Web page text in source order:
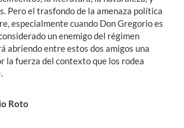
Pero el trasfondo de la amenaza política
especialmente cuando Don Gregorio es
un enemigo del régimen
abriendo entre estos dos amigos una
la fuerza del contexto que los rodea
Roto